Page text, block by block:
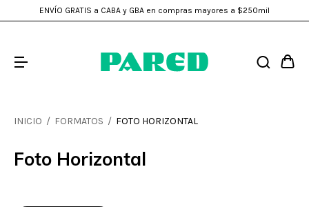
ENVÍO GRATIS a CABA y GBA en compras mayores a $250mil
INICIO / FORMATOS / FOTO HORIZONTAL
Foto Horizontal